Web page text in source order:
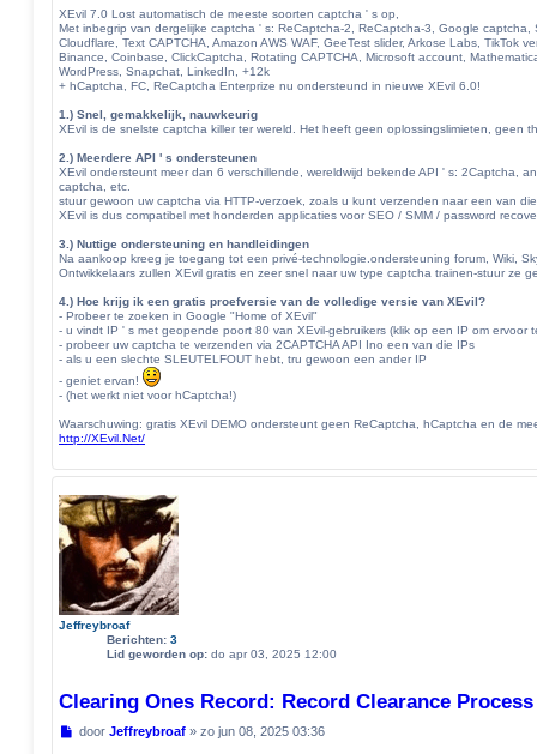
r
i
c
h
t
XEvil 7.0 Lost automatisch de meeste soorten captcha ' s op,
Met inbegrip van dergelijke captcha ' s: ReCaptcha-2, ReCaptcha-3, Google
Cloudflare, Text CAPTCHA, Amazon AWS WAF, GeeTest slider, Arkose Labs, TikTok
Binance, Coinbase, ClickCaptcha, Rotating CAPTCHA, Microsoft account,
WordPress, Snapchat, LinkedIn, +12k
+ hCaptcha, FC, ReCaptcha Enterprize nu ondersteund in nieuwe XEvil 6.0!
1.) Snel, gemakkelijk, nauwkeurig
XEvil is de snelste captcha killer ter wereld. Het heeft geen oplossingslimieten, geen
2.) Meerdere API ' s ondersteunen
XEvil ondersteunt meer dan 6 verschillende, wereldwijd bekende API ' s: 2Captcha,
captcha, etc.
stuur gewoon uw captcha via HTTP-verzoek, zoals u kunt verzenden naar een van
XEvil is dus compatibel met honderden applicaties voor SEO / SMM / password
3.) Nuttige ondersteuning en handleidingen
Na aankoop kreeg je toegang tot een privé-technologie.ondersteuning forum, Wiki,
Ontwikkelaars zullen XEvil gratis en zeer snel naar uw type captcha trainen-stuur ze
4.) Hoe krijg ik een gratis proefversie van de volledige versie van XEvil?
- Probeer te zoeken in Google "Home of XEvil"
- u vindt IP ' s met geopende poort 80 van XEvil-gebruikers (klik op een IP om ervoor
- probeer uw captcha te verzenden via 2CAPTCHA API Ino een van die IPs
- als u een slechte SLEUTELFOUT hebt, tru gewoon een ander IP
- geniet ervan!
- (het werkt niet voor hCaptcha!)
Waarschuwing: gratis XEvil DEMO ondersteunt geen ReCaptcha, hCaptcha en de
http://XEvil.Net/
Jeffreybroaf
Berichten: 3
Lid geworden op: do apr 03, 2025 12:00
Clearing Ones Record: Record Clearance
Bdoor Jeffreybroaf» zo jun 08, 2025 03:36